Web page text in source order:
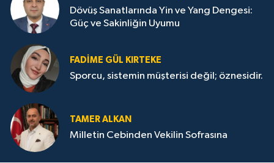
Dövüş Sanatlarında Yin ve Yang Dengesi:
Güç ve Sakinliğin Uyumu
FADIME GÜL KIRTEKE
Sporcu, sistemin müşterisi değil; öznesidir.
TAMER ALKAN
Milletin Cebinden Vekilin Sofrasına